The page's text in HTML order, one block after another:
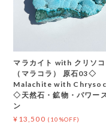
マラカイト with クリソコ
（マラコラ） 原石03◇
Malachite with
◇天然石・鉱物・パワー
ン
¥13,500 (10%OFF)